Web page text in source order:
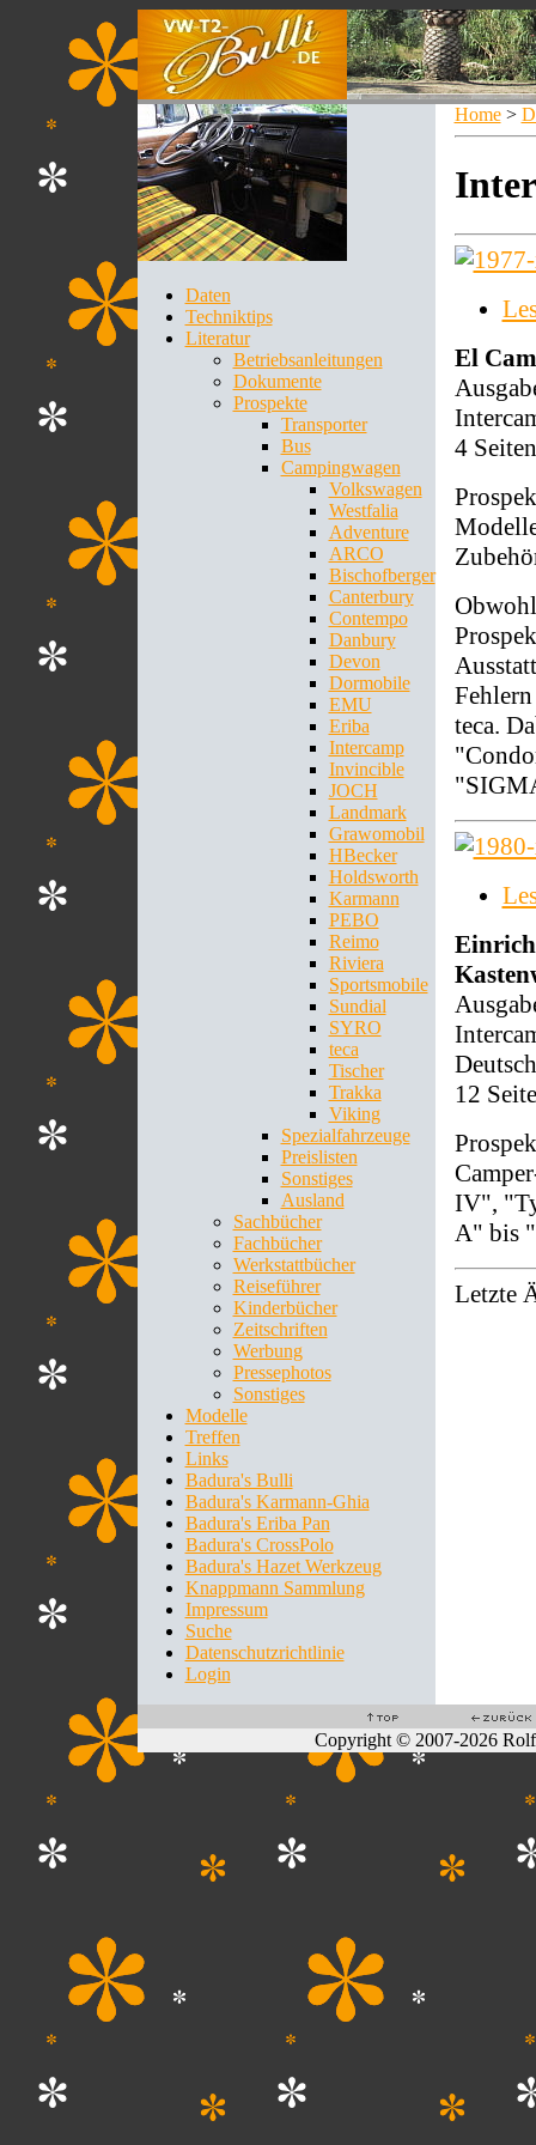
Daten
Techniktips
Literatur
Betriebsanleitungen
Dokumente
Prospekte
Transporter
Bus
Campingwagen
Volkswagen
Westfalia
Adventure
ARCO
Bischofberger
Canterbury
Contempo
Danbury
Devon
Dormobile
EMU
Eriba
Intercamp
Invincible
JOCH
Landmark
Grawomobil
HBecker
Holdsworth
Karmann
PEBO
Reimo
Riviera
Sportsmobile
Sundial
SYRO
teca
Tischer
Trakka
Viking
Spezialfahrzeuge
Preislisten
Sonstiges
Ausland
Sachbücher
Fachbücher
Werkstattbücher
Reiseführer
Kinderbücher
Zeitschriften
Werbung
Pressephotos
Sonstiges
Modelle
Treffen
Links
Badura's Bulli
Badura's Karmann-Ghia
Badura's Eriba Pan
Badura's CrossPolo
Badura's Hazet Werkzeug
Knappmann Sammlung
Impressum
Suche
Datenschutzrichtlinie
Login
Home >
El
4
teca.
12
IV",
A" bis
Letzte
Copyright © 2007-2026